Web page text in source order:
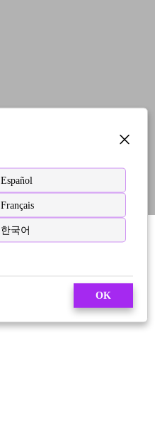
Español
Français
한국어
OK